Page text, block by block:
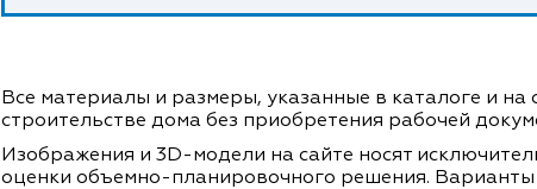
Все материалы и размеры, указанные в каталоге и на
строительстве дома без приобретения рабочей
Изображения и 3D-модели на сайте носят
оценки объемно-планировочного решения.